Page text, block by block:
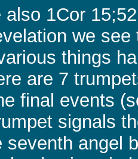
1Cor
we
things
are 7
final events
signals
seventh angel